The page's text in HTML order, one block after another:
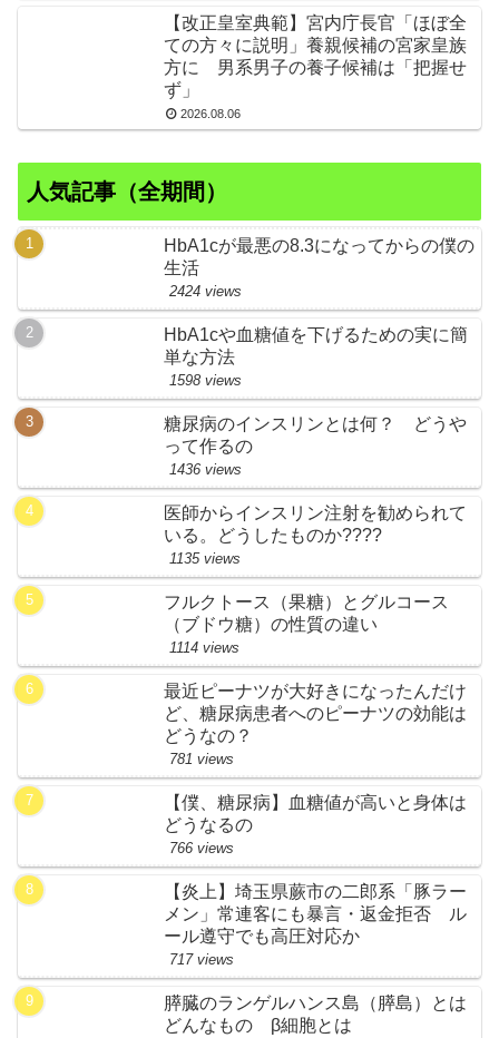
【改正皇室典範】宮内庁長官「ほぼ全
ての方々に説明」養親候補の宮家皇族
方に 男系男子の養子候補は「把握せ
ず」
2026.08.06
人気記事（全期間）
HbA1cが最悪の8.3になってからの僕の
生活
2424 views
HbA1cや血糖値を下げるための実に簡
単な方法
1598 views
糖尿病のインスリンとは何？ どうや
って作るの
1436 views
医師からインスリン注射を勧められて
いる。どうしたものか????
1135 views
フルクトース（果糖）とグルコース
（ブドウ糖）の性質の違い
1114 views
最近ピーナツが大好きになったんだけ
ど、糖尿病患者へのピーナツの効能は
どうなの？
781 views
【僕、糖尿病】血糖値が高いと身体は
どうなるの
766 views
【炎上】埼玉県蕨市の二郎系「豚ラー
メン」常連客にも暴言・返金拒否 ル
ール遵守でも高圧対応か
717 views
膵臓のランゲルハンス島（膵島）とは
どんなもの β細胞とは